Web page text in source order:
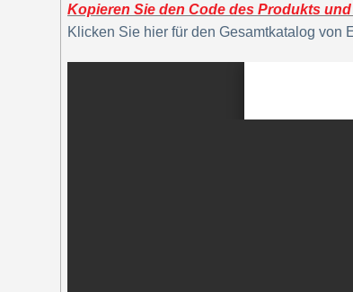
Kopieren Sie den Code des Produkts
Klicken Sie hier für den Gesamtkatalog von